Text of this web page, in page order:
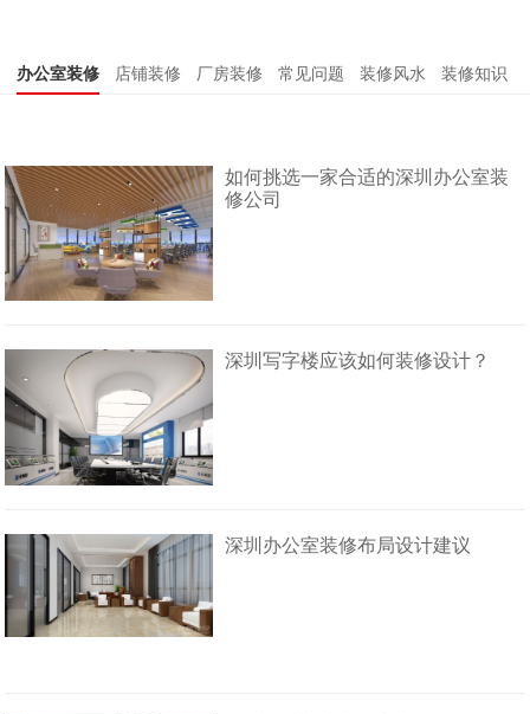
办公室装修 店铺装修 厂房装修 常见问题 装修风水 装修知识
如何挑选一家合适的深圳办公室装
修公司
深圳写字楼应该如何装修设计？
深圳办公室装修布局设计建议